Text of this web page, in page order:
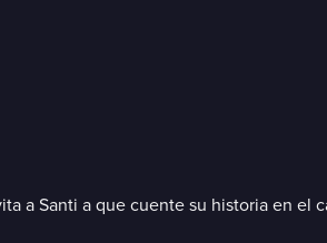
a Santi a que cuente su historia en